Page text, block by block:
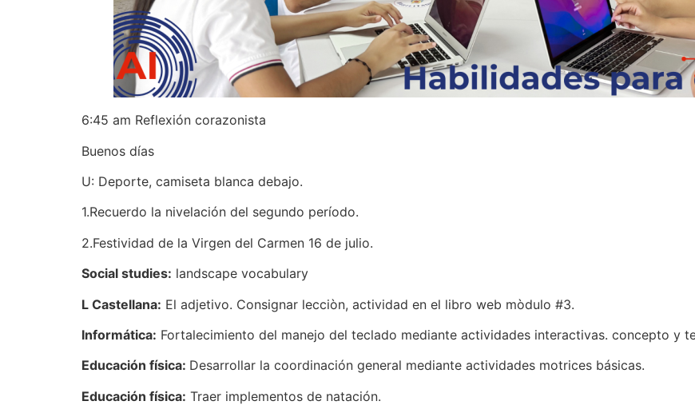
6:45 am Reflexión corazonista
Buenos días
U: Deporte, camiseta blanca debajo.
1.Recuerdo la nivelación del segundo período.
2.Festividad de la Virgen del Carmen 16 de julio.
Social studies: landscape vocabulary
L Castellana: El adjetivo. Consignar lecciòn, actividad en el libro web mòdulo #3.
Informática: Fortalecimiento del manejo del teclado mediante actividades interactivas. concepto y
Educación física: Desarrollar la coordinación general mediante actividades motrices básicas.
Educación física: Traer implementos de natación.